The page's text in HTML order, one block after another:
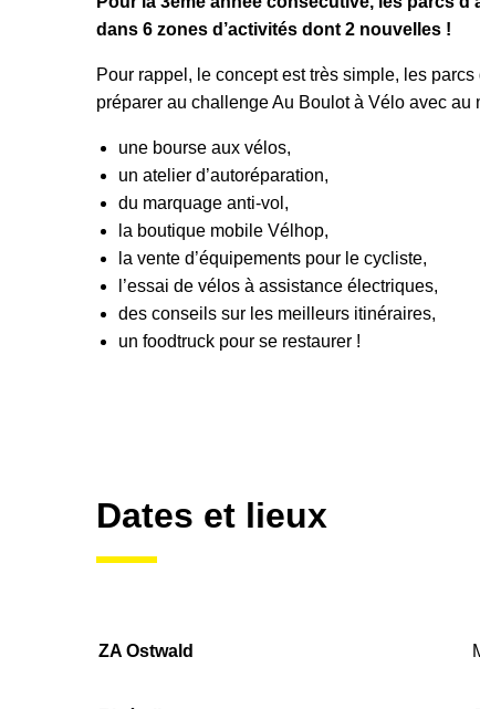
dans 6 zones d’activités dont 2 nouvelles !
Pour rappel, le concept est très simple, les
préparer au challenge Au Boulot à Vélo avec au
une bourse aux vélos,
un atelier d’autoréparation,
du marquage anti-vol,
la boutique mobile Vélhop,
la vente d’équipements pour le cycliste,
l’essai de vélos à assistance électriques,
des conseils sur les meilleurs itinéraires,
un foodtruck pour se restaurer !
Dates et lieux
ZA Ostwald